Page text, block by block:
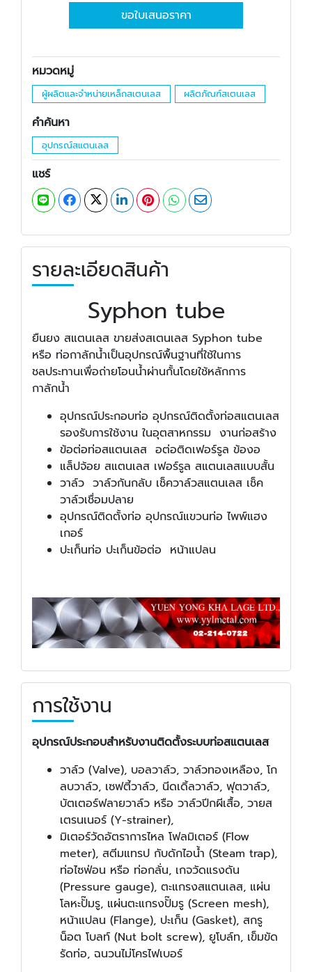
ขอใบเสนอราคา
หมวดหมู่
ผู้ผลิตและจำหน่ายเหล็กสเตนเลส ผลิตภัณฑ์สเตนเลส
คำค้นหา
อุปกรณ์สแตนเลส
แชร์
รายละเอียดสินค้า
Syphon tube
ยืนยง สแตนเลส ขายส่งสเตนเลส Syphon tube
หรือ ท่อกาลักน้ำเป็นอุปกรณ์พื้นฐานที่ใช้ในการ
ชลประทานเพื่อถ่ายโอนน้ำผ่านกั้นโดยใช้หลักการ
กาลักน้ำ
อุปกรณ์ประกอบท่อ อุปกรณ์ติดตั้งท่อสแตนเลส
รองรับการใช้งาน ในอุตสาหกรรม งานก่อสร้าง
ข้อต่อท่อสแตนเลส อต่อติดเฟอร์รูล ข้องอ
แล็ปจ้อย สแตนเลส เฟอร์รูล สแตนเลสแบบสั้น
วาล์ว วาล์วกันกลับ เช็ควาล์วสแตนเลส เช็ค
วาล์วเชื่อมปลาย
อุปกรณ์ติดตั้งท่อ อุปกรณ์แขวนท่อ ไพพ์แฮง
เกอร์
ปะเก็นท่อ ปะเก็นข้อต่อ หน้าแปลน
การใช้งาน
อุปกรณ์ประกอบสำหรับงานติดตั้งระบบท่อสแตนเลส
วาล์ว (Valve), บอลวาล์ว, วาล์วทองเหลือง, โก
ลบวาล์ว, เซฟตี้วาล์ว, นีดเดิ้ลวาล์ว, ฟุตวาล์ว,
บัตเตอร์ฟลายวาล์ว หรือ วาล์วปีกผีเสื้อ, วายส
เตรนเนอร์ (Y-strainer),
มิเตอร์วัดอัตราการไหล โฟลมิเตอร์ (Flow
meter), สตีมแทรป กับดักไอน้ำ (Steam trap),
ท่อไซฟ่อน หรือ ท่อกลั่น, เกจวัดแรงดัน
(Pressure gauge), ตะแกรงสแตนเลส, แผ่น
โลหะปั๊มรู, แผ่นตะแกรงปั๊มรู (Screen mesh),
หน้าแปลน (Flange), ปะเก็น (Gasket), สกรู
น็อต โบลท์ (Nut bolt screw), ยูโบล์ท, เข็มขัด
รัดท่อ, ฉนวนไม่โครไฟเบอร์